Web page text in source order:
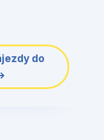
do